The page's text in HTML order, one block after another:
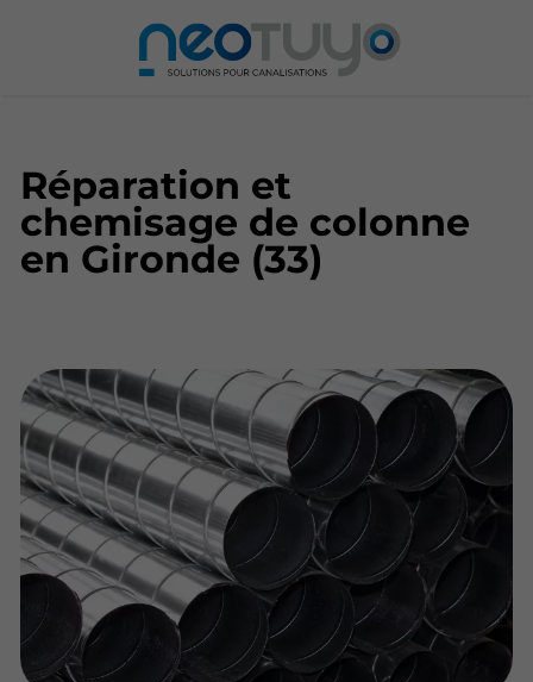
Réparation et
chemisage de colonne
en Gironde (33)